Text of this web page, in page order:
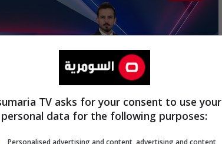
TV asks for your consent to use your
personal data for the following purposes:
Personalised advertising and content, advertising and content